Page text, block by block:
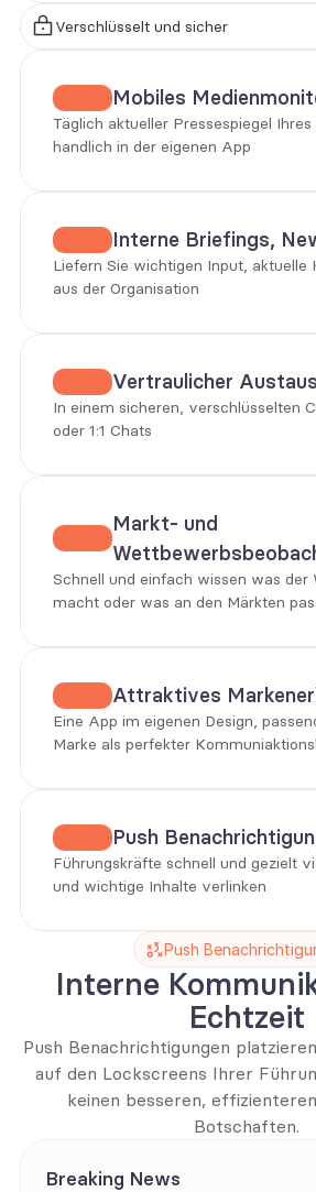
Verschlüsselt und sicher
Mobiles
Täglich aktueller Pressespiegel
handlich in der eigenen App
Interne Briefings,
Liefern Sie wichtigen Input, aktuelle
aus der Organisation
Vertraulicher
In einem sicheren, verschlüsselten
oder 1:1 Chats
Markt- und
Schnell und einfach wissen was der
macht oder was an den Märkten
Attraktives
Eine App im eigenen Design,
Marke als perfekter
Push
Führungskräfte schnell und gezielt
und wichtige Inhalte verlinken
Push
Interne
Echtzeit
Push Benachrichtigungen
auf den Lockscreens Ihrer
keinen besseren,
Botschaften.
Breaking News